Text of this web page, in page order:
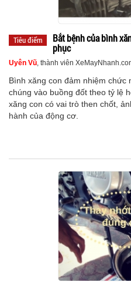
Tiêu điểm
Bắt bệnh của bình
phục
Uyên Vũ, thành viên
Bình xăng con đảm nhiệm chức
chúng vào buồng đốt theo tỷ lệ
xăng con có vai trò then chốt,
hành của động cơ.